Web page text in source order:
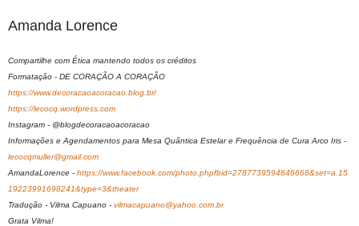
Amanda Lorence
Compartilhe com Ética mantendo todos os créditos
Formatação - DE CORAÇÃO A CORAÇÃO
https://www.decoracaoacoracao.blog.br/
https://lecocq.wordpress.com
Instagram - @blogdecoracaoacoracao
Informações e Agendamentos para Mesa Quântica Estelar e Frequência de Cura Arco Iris -
lecocqmuller@gmail.com
AmandaLorence - https://www.facebook.com/photo.phpfbid=2787739594846668&set=a.15
19223991698241&type=3&theater
Tradução - Vilma Capuano - vilmacapuano@yahoo.com.br
Grata Vilma!